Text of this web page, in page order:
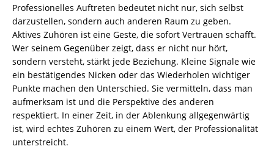
Professionelles Auftreten bedeutet nicht nur, sich selbst
darzustellen, sondern auch anderen Raum zu geben.
Aktives Zuhören ist eine Geste, die sofort Vertrauen schafft.
Wer seinem Gegenüber zeigt, dass er nicht nur hört,
sondern versteht, stärkt jede Beziehung. Kleine Signale wie
ein bestätigendes Nicken oder das Wiederholen wichtiger
Punkte machen den Unterschied. Sie vermitteln, dass man
aufmerksam ist und die Perspektive des anderen
respektiert. In einer Zeit, in der Ablenkung allgegenwärtig
ist, wird echtes Zuhören zu einem Wert, der Professionalität
unterstreicht.